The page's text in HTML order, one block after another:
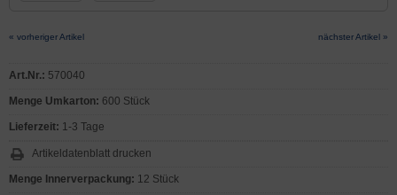
« vorheriger Artikel nächster Artikel »
Art.Nr.: 570040
Menge Umkarton: 600 Stück
Lieferzeit: 1-3 Tage
Artikeldatenblatt drucken
Menge Innerverpackung: 12 Stück